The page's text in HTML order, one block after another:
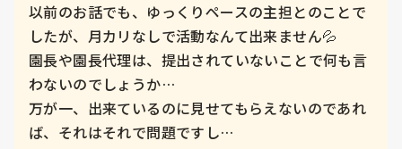
以前のお話でも、ゆっくりペースの主担とのことで
したが、月カリなしで活動なんて出来ません💦
園長や園長代理は、提出されていないことで何も言
わないのでしょうか…
万が一、出来ているのに見せてもらえないのであれ
ば、それはそれで問題ですし…